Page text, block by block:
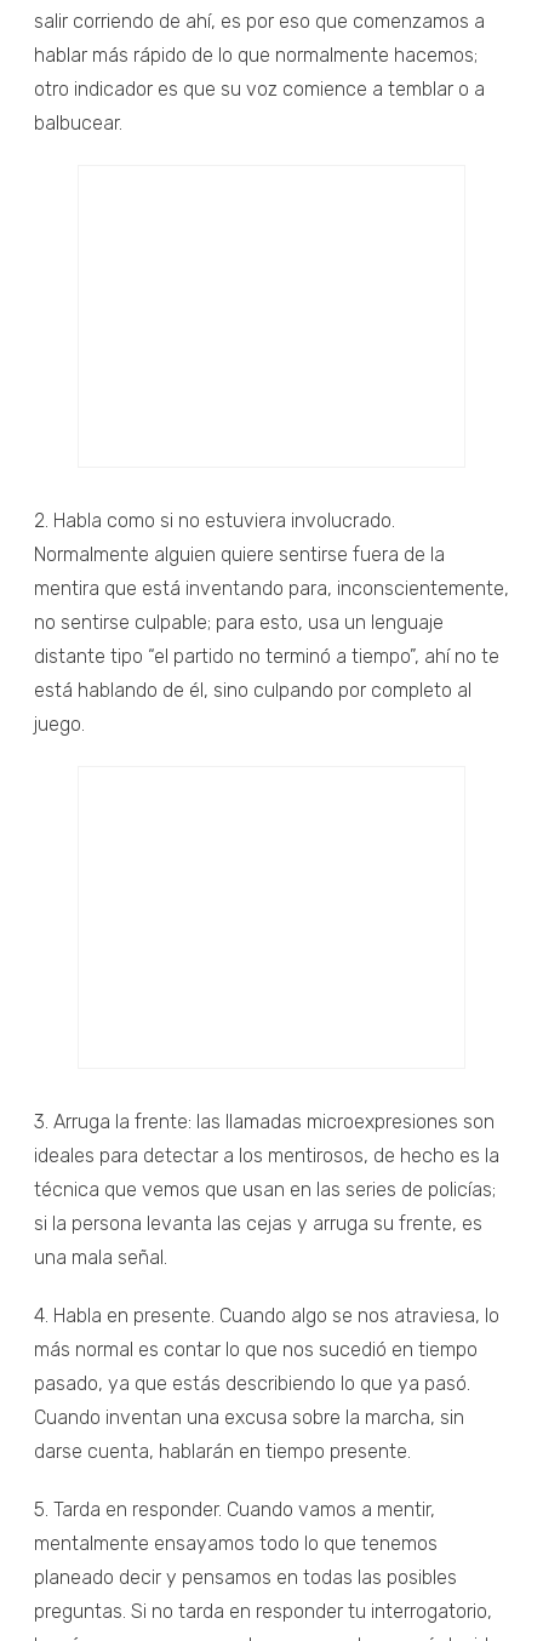
salir corriendo de ahí, es por eso que comenzamos a
hablar más rápido de lo que normalmente hacemos;
otro indicador es que su voz comience a temblar o a
balbucear.
2. Habla como si no estuviera involucrado.
Normalmente alguien quiere sentirse fuera de la
mentira que está inventando para, inconscientemente,
no sentirse culpable; para esto, usa un lenguaje
distante tipo “el partido no terminó a tiempo”, ahí no te
está hablando de él, sino culpando por completo al
juego.
3. Arruga la frente: las llamadas microexpresiones son
ideales para detectar a los mentirosos, de hecho es la
técnica que vemos que usan en las series de policías;
si la persona levanta las cejas y arruga su frente, es
una mala señal.
4. Habla en presente. Cuando algo se nos atraviesa, lo
más normal es contar lo que nos sucedió en tiempo
pasado, ya que estás describiendo lo que ya pasó.
Cuando inventan una excusa sobre la marcha, sin
darse cuenta, hablarán en tiempo presente.
5. Tarda en responder. Cuando vamos a mentir,
mentalmente ensayamos todo lo que tenemos
planeado decir y pensamos en todas las posibles
preguntas. Si no tarda en responder tu interrogatorio,